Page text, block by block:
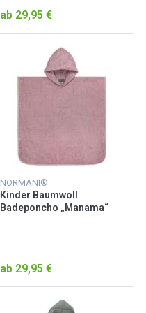
ab 29,95 €
NORMANI®
Kinder Baumwoll
Badeponcho „Manama“
ab 29,95 €